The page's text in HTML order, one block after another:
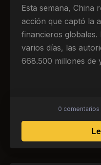
Esta semana, China
acción que captó la
financieros
varios días, las
668.500 millones de
0 comentarios